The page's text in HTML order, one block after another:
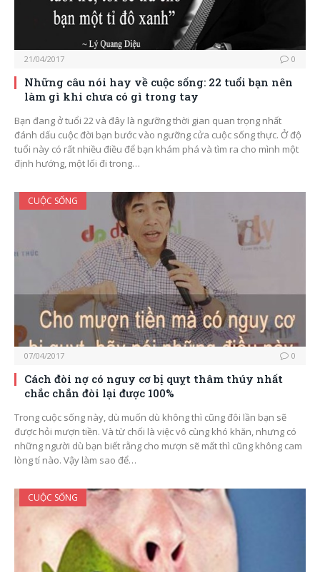
21/04/2017 0
Những câu nói hay về cuộc sống: 22 tuổi bạn nên
làm gì khi chưa có gì trong tay
Bạn đang ở tuổi 22 và đây là ngưỡng thời gian quan trọng nhất
đánh dấu cuộc đời bạn bước vào ngưỡng cửa cuộc sống thực. Ở độ
tuổi này có rất nhiều điều để bạn khám phá và tìm ra cho mình một
định hướng, một lối đi trong…
CUỘC SỐNG
07/04/2017 0
Cách đòi nợ có nguy cơ bị quỵt thâm thúy nhất
chắc chắn đòi lại được 100%
Trong cuộc sống này, dù muốn dù không thì cũng đôi lần bạn sẽ
được hỏi mượn tiền. Và từ chối là việc vô cùng khó khăn, nhưng có
những người dù bạn biết rằng cho mượn sẽ mất thì cũng không cam
lòng tí nào. Vậy làm sao để…
CUỘC SỐNG